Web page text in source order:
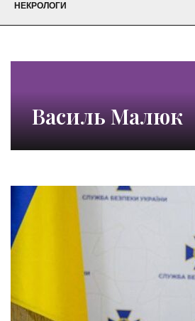
НЕКРОЛОГИ
Василь Малюк